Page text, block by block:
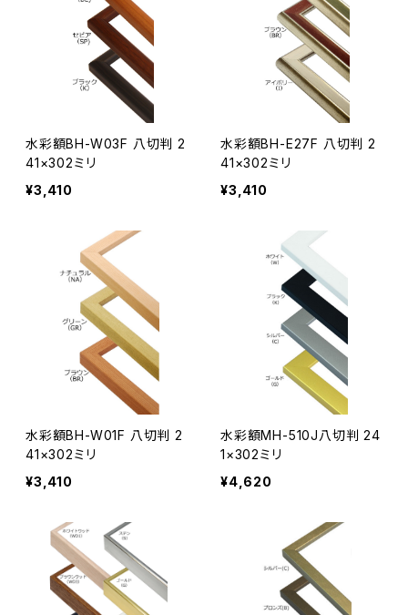
水彩額BH-W03F 八切判 2
41×302ミリ
¥3,410
水彩額BH-E27F 八切判 2
41×302ミリ
¥3,410
水彩額BH-W01F 八切判 2
41×302ミリ
¥3,410
水彩額MH-510J八切判 24
1×302ミリ
¥4,620